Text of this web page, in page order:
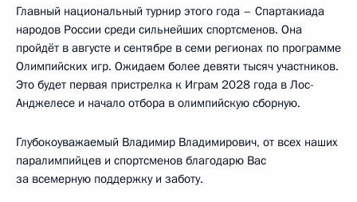
Главный национальный турнир этого года – Спартакиада
народов России среди сильнейших спортсменов. Она
пройдёт в августе и сентябре в семи регионах по программе
Олимпийских игр. Ожидаем более девяти тысяч участников.
Это будет первая пристрелка к Играм 2028 года в Лос-
Анджелесе и начало отбора в олимпийскую сборную.
Глубокоуважаемый Владимир Владимирович, от всех наших
паралимпийцев и спортсменов благодарю Вас
за всемерную поддержку и заботу.